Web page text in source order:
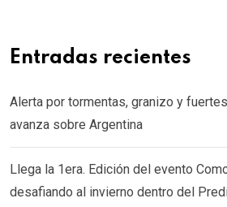
Entradas recientes
Alerta por tormentas, granizo y
avanza sobre Argentina
Llega la 1era. Edición del evento
desafiando al invierno dentro del